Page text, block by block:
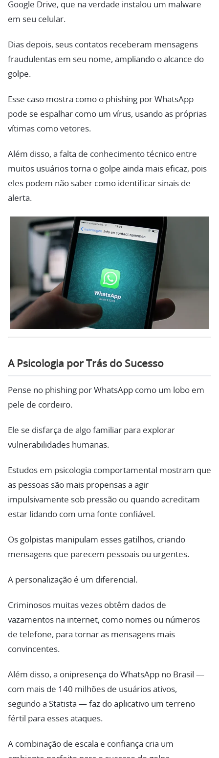
Google Drive, que na verdade instalou um malware
em seu celular.
Dias depois, seus contatos receberam mensagens
fraudulentas em seu nome, ampliando o alcance do
golpe.
Esse caso mostra como o phishing por WhatsApp
pode se espalhar como um vírus, usando as próprias
vítimas como vetores.
Além disso, a falta de conhecimento técnico entre
muitos usuários torna o golpe ainda mais eficaz, pois
eles podem não saber como identificar sinais de
alerta.
A Psicologia por Trás do Sucesso
Pense no phishing por WhatsApp como um lobo em
pele de cordeiro.
Ele se disfarça de algo familiar para explorar
vulnerabilidades humanas.
Estudos em psicologia comportamental mostram que
as pessoas são mais propensas a agir
impulsivamente sob pressão ou quando acreditam
estar lidando com uma fonte confiável.
Os golpistas manipulam esses gatilhos, criando
mensagens que parecem pessoais ou urgentes.
A personalização é um diferencial.
Criminosos muitas vezes obtêm dados de
vazamentos na internet, como nomes ou números
de telefone, para tornar as mensagens mais
convincentes.
Além disso, a onipresença do WhatsApp no Brasil —
com mais de 140 milhões de usuários ativos,
segundo a Statista — faz do aplicativo um terreno
fértil para esses ataques.
A combinação de escala e confiança cria um